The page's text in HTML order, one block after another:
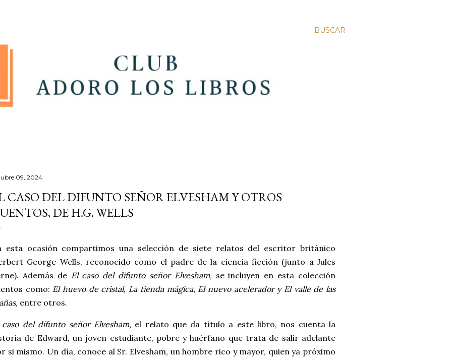
BUSCAR
09, 2024
CASO DEL DIFUNTO SEÑOR ELVESHAM Y OTROS
DE H.G. WELLS
esta ocasión compartimos una selección de siete relatos del escritor británico
George Wells, reconocido como el padre de la ciencia ficción (junto a Jules
Además de El caso del difunto señor Elvesham, se incluyen en esta colección
como: El huevo de cristal, La tienda mágica, El nuevo acelerador y El valle de las
entre otros.
del difunto señor Elvesham, el relato que da título a este libro, nos cuenta la
de Edward, un joven estudiante, pobre y huérfano que trata de salir adelante
si mismo. Un día, conoce al Sr. Elvesham, un hombre rico y mayor, quien ya próximo